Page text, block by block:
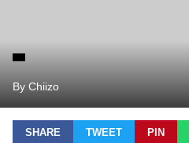
By Chiizo
SHARE TWEET PIN